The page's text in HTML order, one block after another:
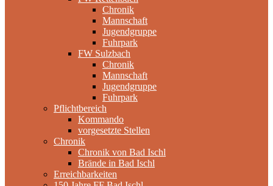
Chronik
Mannschaft
Jugendgruppe
Fuhrpark
FW Sulzbach
Chronik
Mannschaft
Jugendgruppe
Fuhrpark
Pflichtbereich
Kommando
vorgesetzte Stellen
Chronik
Chronik von Bad Ischl
Brände in Bad Ischl
Erreichbarkeiten